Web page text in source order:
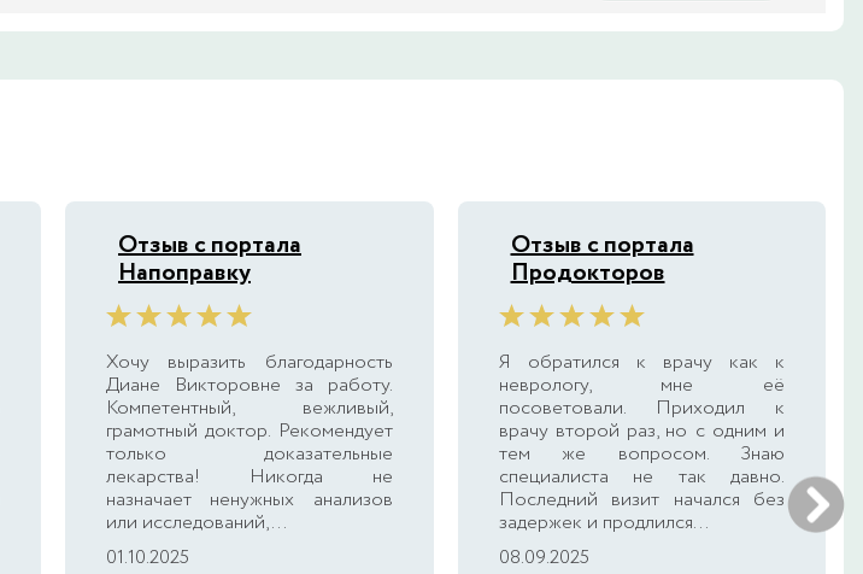
Отзыв с портала
Напоправку
Хочу выразить благодарность
Диане Викторовне за работу.
Компетентный, вежливый,
грамотный доктор. Рекомендует
только доказательные
лекарства! Никогда не
назначает ненужных анализов
или исследований,...
01.10.2025
Отзыв с портала
Продокторов
Я обратился к врачу как к
неврологу, мне её
посоветовали. Приходил к
врачу второй раз, но с одним и
тем же вопросом. Знаю
специалиста не так давно.
Последний визит начался без
задержек и продлился...
08.09.2025